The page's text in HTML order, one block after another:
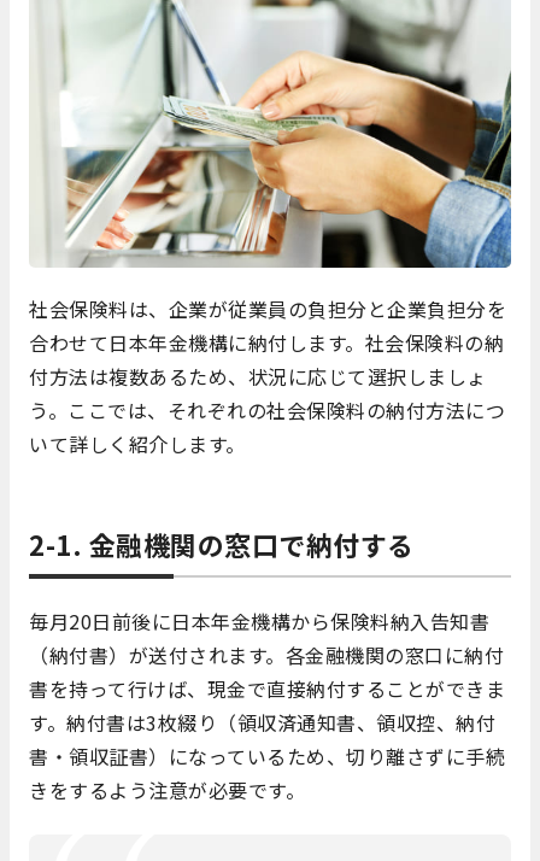
社会保険料は、企業が従業員の負担分と企業負担分を
合わせて日本年金機構に納付します。社会保険料の納
付方法は複数あるため、状況に応じて選択しましょ
う。ここでは、それぞれの社会保険料の納付方法につ
いて詳しく紹介します。
2-1. 金融機関の窓口で納付する
毎月20日前後に日本年金機構から保険料納入告知書
（納付書）が送付されます。各金融機関の窓口に納付
書を持って行けば、現金で直接納付することができま
す。納付書は3枚綴り（領収済通知書、領収控、納付
書・領収証書）になっているため、切り離さずに手続
きをするよう注意が必要です。